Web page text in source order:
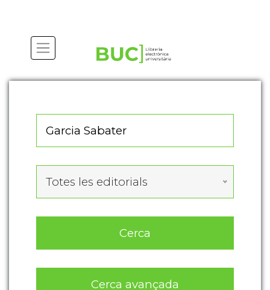
Totes les editorials
Cerca
Cerca avançada